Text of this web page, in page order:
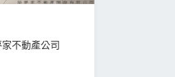
不動產公司